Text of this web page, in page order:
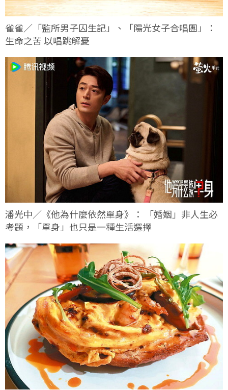
雀雀／「監所男子囚生記」、「陽光女子合唱團」：
生命之苦 以唱跳解憂
潘光中／《他為什麼依然單身》： 「婚姻」非人生必
考題，「單身」也只是一種生活選擇